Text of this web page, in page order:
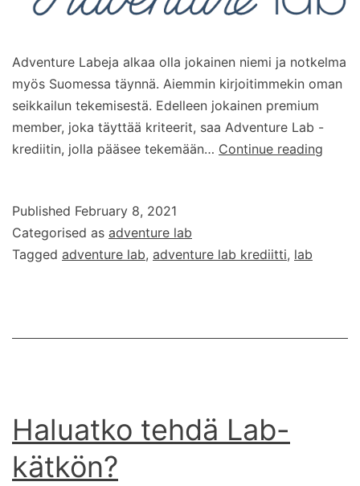
Adventure Labeja alkaa olla jokainen niemi ja notkelma
myös Suomessa täynnä. Aiemmin kirjoitimmekin oman
seikkailun tekemisestä. Edelleen jokainen premium
member, joka täyttää kriteerit, saa Adventure Lab -
krediitin, jolla pääsee tekemään… Continue reading
Published February 8, 2021
Categorised as adventure lab
Tagged adventure lab, adventure lab krediitti, lab
Haluatko tehdä Lab-
kätkön?